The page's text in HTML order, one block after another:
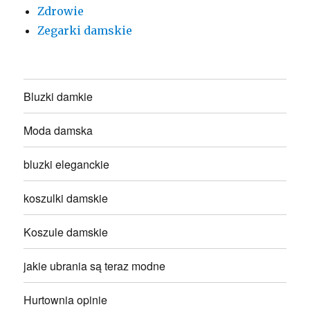
Zdrowie
Zegarki damskie
Bluzki damkie
Moda damska
bluzki eleganckie
koszulki damskie
Koszule damskie
jakie ubrania są teraz modne
Hurtownia opinie